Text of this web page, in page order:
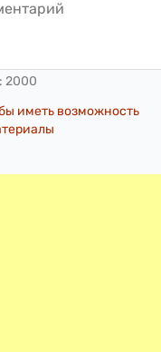
2000
иметь возможность